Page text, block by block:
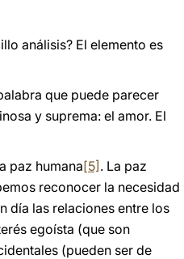
análisis? El elemento es
que puede parecer
y suprema: el amor. El
paz humana[5] . La paz
reconocer la necesidad
día las relaciones entre los
egoísta (que son
(pueden ser de